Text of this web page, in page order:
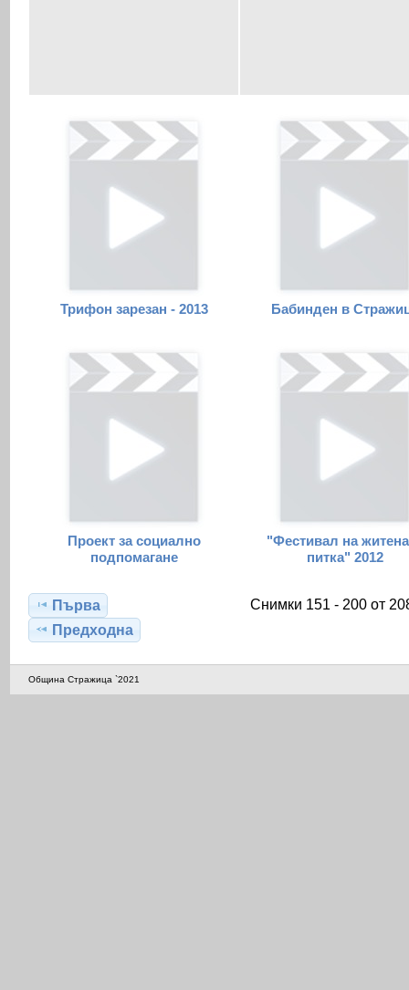
Трифон зарезан - 2013 Бабинден в
Проект за социално
подпомагане
"Фестивал на
питка" 2012
Първа
Предходна
Снимки 151 - 200 от
Община Стражица `2021